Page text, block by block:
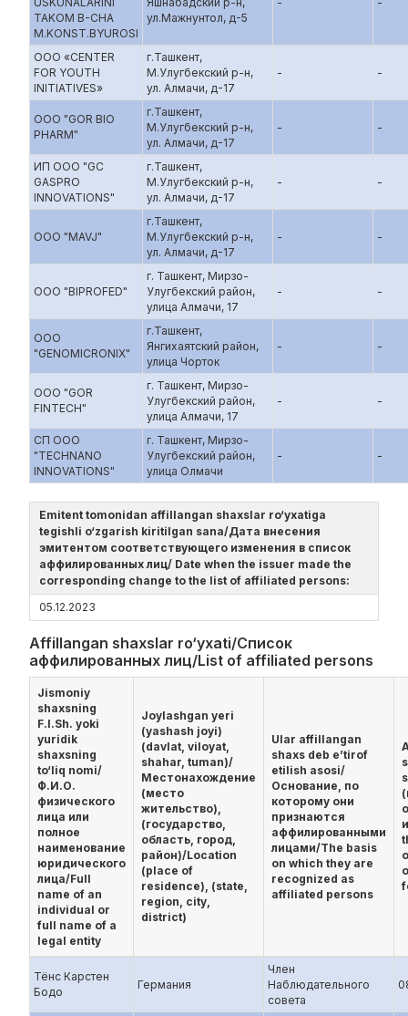
TAKOM B-CHA
M.KONST.BYUROSI
ул.Мажнунтол, д-5
ООО «CENTER
FOR YOUTH
INITIATIVES»
г.Ташкент,
М.Улугбекский р-н,
ул. Алмачи, д-17
- -
ООО "GOR BIO
PHARM"
г.Ташкент,
М.Улугбекский р-н,
ул. Алмачи, д-17
- -
ИП ООО "GC
GASPRO
INNOVATIONS"
г.Ташкент,
М.Улугбекский р-н,
ул. Алмачи, д-17
- -
ООО "MAVJ"
г.Ташкент,
М.Улугбекский р-н,
ул. Алмачи, д-17
- -
ООО "BIPROFED"
г. Ташкент, Мирзо-
Улугбекский район,
улица Алмачи, 17
- -
ООО
"GENOMICRONIX"
г.Ташкент,
Янгихаятский район,
улица Чорток
- -
ООО "GOR
FINTECH"
г. Ташкент, Мирзо-
Улугбекский район,
улица Алмачи, 17
- -
СП ООО
"TECHNANO
INNOVATIONS"
г. Ташкент, Мирзо-
Улугбекский район,
улица Олмачи
- -
Emitent tomonidan affillangan shaxslar ro‘yxatiga
tegishli o‘zgarish kiritilgan sana/Дата внесения
эмитентом соответствующего изменения в список
аффилированных лиц/ Date when the issuer made the
corresponding change to the list of affiliated persons:
05.12.2023
Affillangan shaxslar ro‘yxati/Список
аффилированных лиц/List of affiliated persons
Jismoniy
shaxsning
F.I.Sh. yoki
yuridik
shaxsning
to‘liq nomi/
Ф.И.О.
физического
лица или
полное
наименование
юридического
лица/Full
name of an
individual or
full name of a
legal entity
Joylashgan yeri
(yashash joyi)
(davlat, viloyat,
shahar, tuman)/
Местонахождение
(место
жительство),
(государство,
область, город,
район)/Location
(place of
residence), (state,
region, city,
district)
Ular affillangan
shaxs deb e’tirof
etilish asosi/
Основание, по
которому они
признаются
аффилированными
лицами/The basis
on which they are
recognized as
affiliated persons
Тёнс Карстен
Бодо
Германия
Член
Наблюдательного
совета